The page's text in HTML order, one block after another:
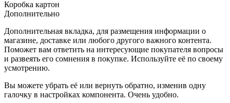
Коробка картон
Дополнительно
Дополнительная вкладка, для размещения информации о
магазине, доставке или любого другого важного контента.
Поможет вам ответить на интересующие покупателя вопросы
и развеять его сомнения в покупке. Используйте её по своему
усмотрению.
Вы можете убрать её или вернуть обратно, изменив одну
галочку в настройках компонента. Очень удобно.